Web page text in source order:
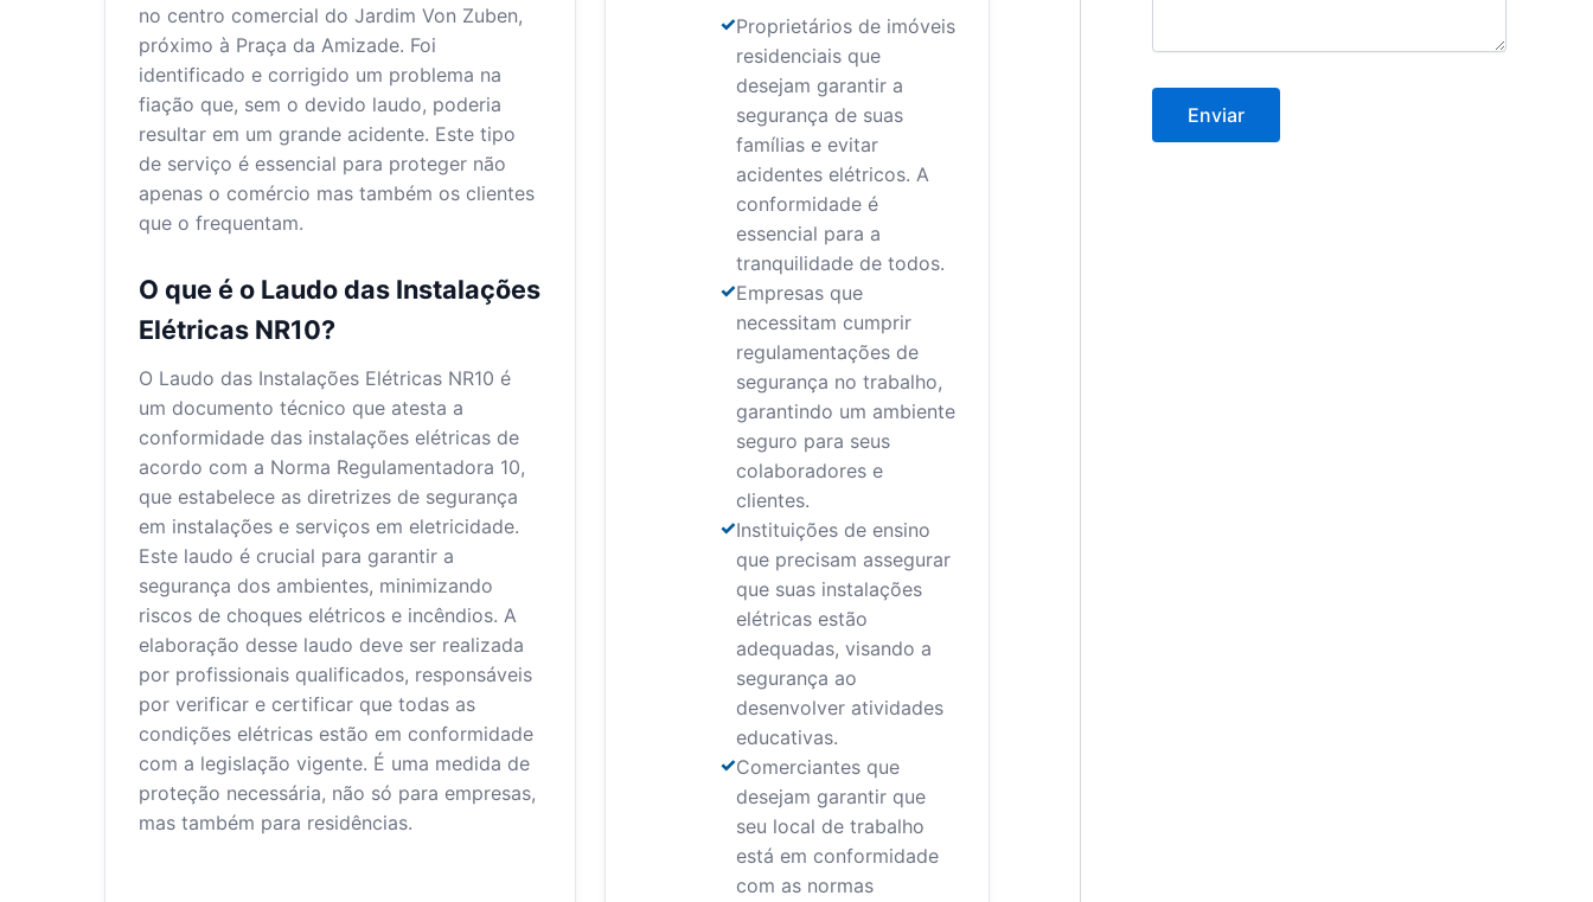
no centro comercial do Jardim Von Zuben,
próximo à Praça da Amizade. Foi
identificado e corrigido um problema na
fiação que, sem o devido laudo, poderia
resultar em um grande acidente. Este tipo
de serviço é essencial para proteger não
apenas o comércio mas também os clientes
que o frequentam.
O que é o Laudo das Instalações
Elétricas NR10?
O Laudo das Instalações Elétricas NR10 é
um documento técnico que atesta a
conformidade das instalações elétricas de
acordo com a Norma Regulamentadora 10,
que estabelece as diretrizes de segurança
em instalações e serviços em eletricidade.
Este laudo é crucial para garantir a
segurança dos ambientes, minimizando
riscos de choques elétricos e incêndios. A
elaboração desse laudo deve ser realizada
por profissionais qualificados, responsáveis
por verificar e certificar que todas as
condições elétricas estão em conformidade
com a legislação vigente. É uma medida de
proteção necessária, não só para empresas,
mas também para residências.
Proprietários de imóveis
residenciais que
desejam garantir a
segurança de suas
famílias e evitar
acidentes elétricos. A
conformidade é
essencial para a
tranquilidade de todos.
Empresas que
necessitam cumprir
regulamentações de
segurança no trabalho,
garantindo um ambiente
seguro para seus
colaboradores e
clientes.
Instituições de ensino
que precisam assegurar
que suas instalações
elétricas estão
adequadas, visando a
segurança ao
desenvolver atividades
educativas.
Comerciantes que
desejam garantir que
seu local de trabalho
está em conformidade
com as normas